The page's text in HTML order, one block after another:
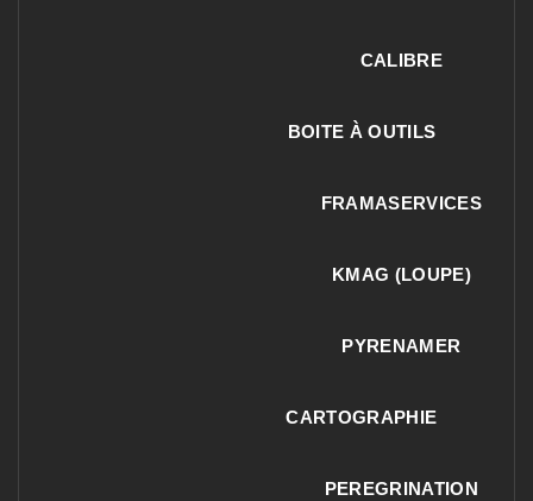
CALIBRE
BOITE À OUTILS
FRAMASERVICES
KMAG (LOUPE)
PYRENAMER
CARTOGRAPHIE
PEREGRINATION